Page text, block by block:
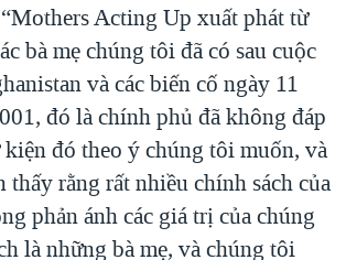
LỘ: TIẾNG VỌNG TỪ NÔNG THÔN MỸ
MỸ
Acting Up xuất phát từ
bà mẹ chúng tôi đã có sau cuộc
và các biến cố ngày 11
đó là chính phủ đã không đáp
đó theo ý chúng tôi muốn, và
thấy rằng rất nhiều chính sách của
phản ánh các giá trị của chúng
là những bà mẹ, và chúng tôi